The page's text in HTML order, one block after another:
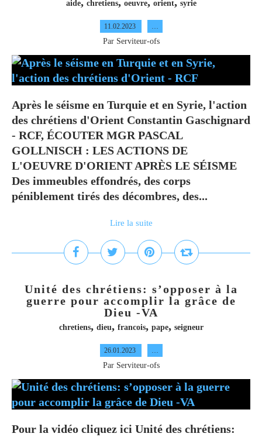
aide chretiens oeuvre orient syrie
11.02.2023 …
Par Serviteur-ofs
Après le séisme en Turquie et en Syrie, l'action
des chrétiens d'Orient Constantin Gaschignard
- RCF, ÉCOUTER MGR PASCAL
GOLLNISCH : LES ACTIONS DE
L'OEUVRE D'ORIENT APRÈS LE SÉISME
Des immeubles effondrés, des corps
péniblement tirés des décombres, des...
Lire la suite
Unité des chrétiens: s’opposer à la
guerre pour accomplir la grâce de
Dieu -VA
chretiens, dieu, francois, pape, seigneur
26.01.2023 …
Par Serviteur-ofs
Pour la vidéo cliquez ici Unité des chrétiens: